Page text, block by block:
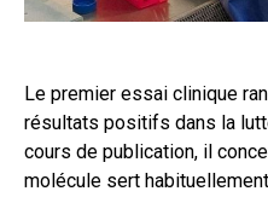
Le premier essai clinique
résultats positifs dans la
cours de publication, il
molécule sert